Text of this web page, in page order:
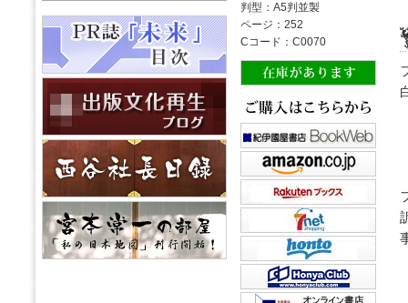
判型：A5判並製
ページ：252
Cコード：C0070